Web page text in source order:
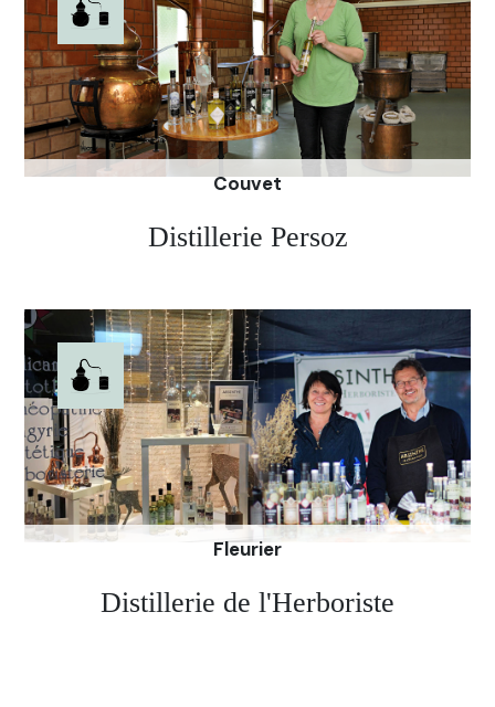
authentique distillerie d’un temps révolu.
Couvet
Distillerie Persoz
Aujourd’hui, dans sa distillerie, Gaudentia Persoz
produit huit types d’Absinthes ainsi que divers
produits dérivés, des fontaines et des liqueurs.
Site de la distillerie Persoz
Fleurier
Distillerie de l'Herboriste